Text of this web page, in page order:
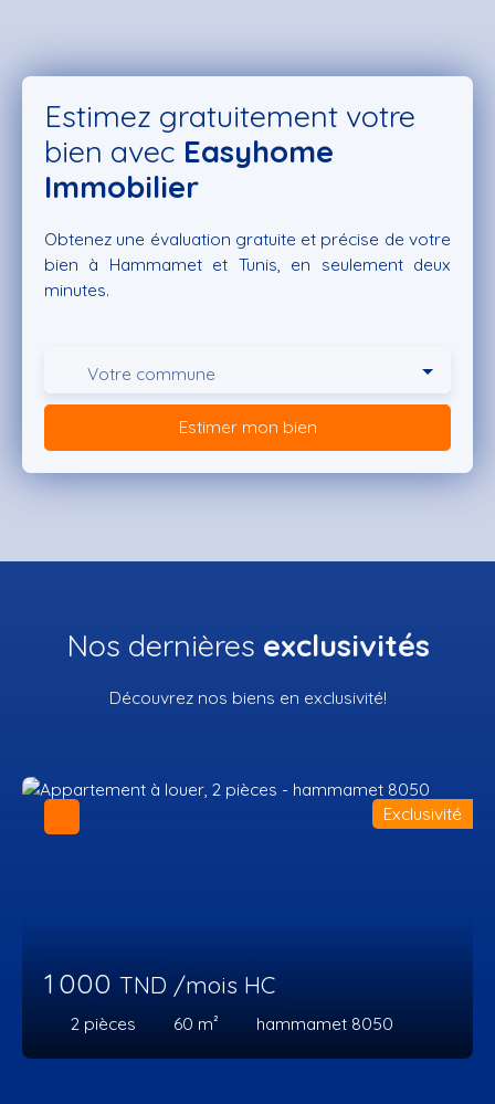
Estimez gratuitement votre
bien avec Easyhome
Immobilier
Obtenez une évaluation gratuite et précise de votre
bien à Hammamet et Tunis, en seulement deux
minutes.
Votre commune
Estimer mon bien
Nos dernières exclusivités
Découvrez nos biens en exclusivité!
1 000 TND /mois HC
2 pièces 60 m² hammamet 8050
Exclusivité